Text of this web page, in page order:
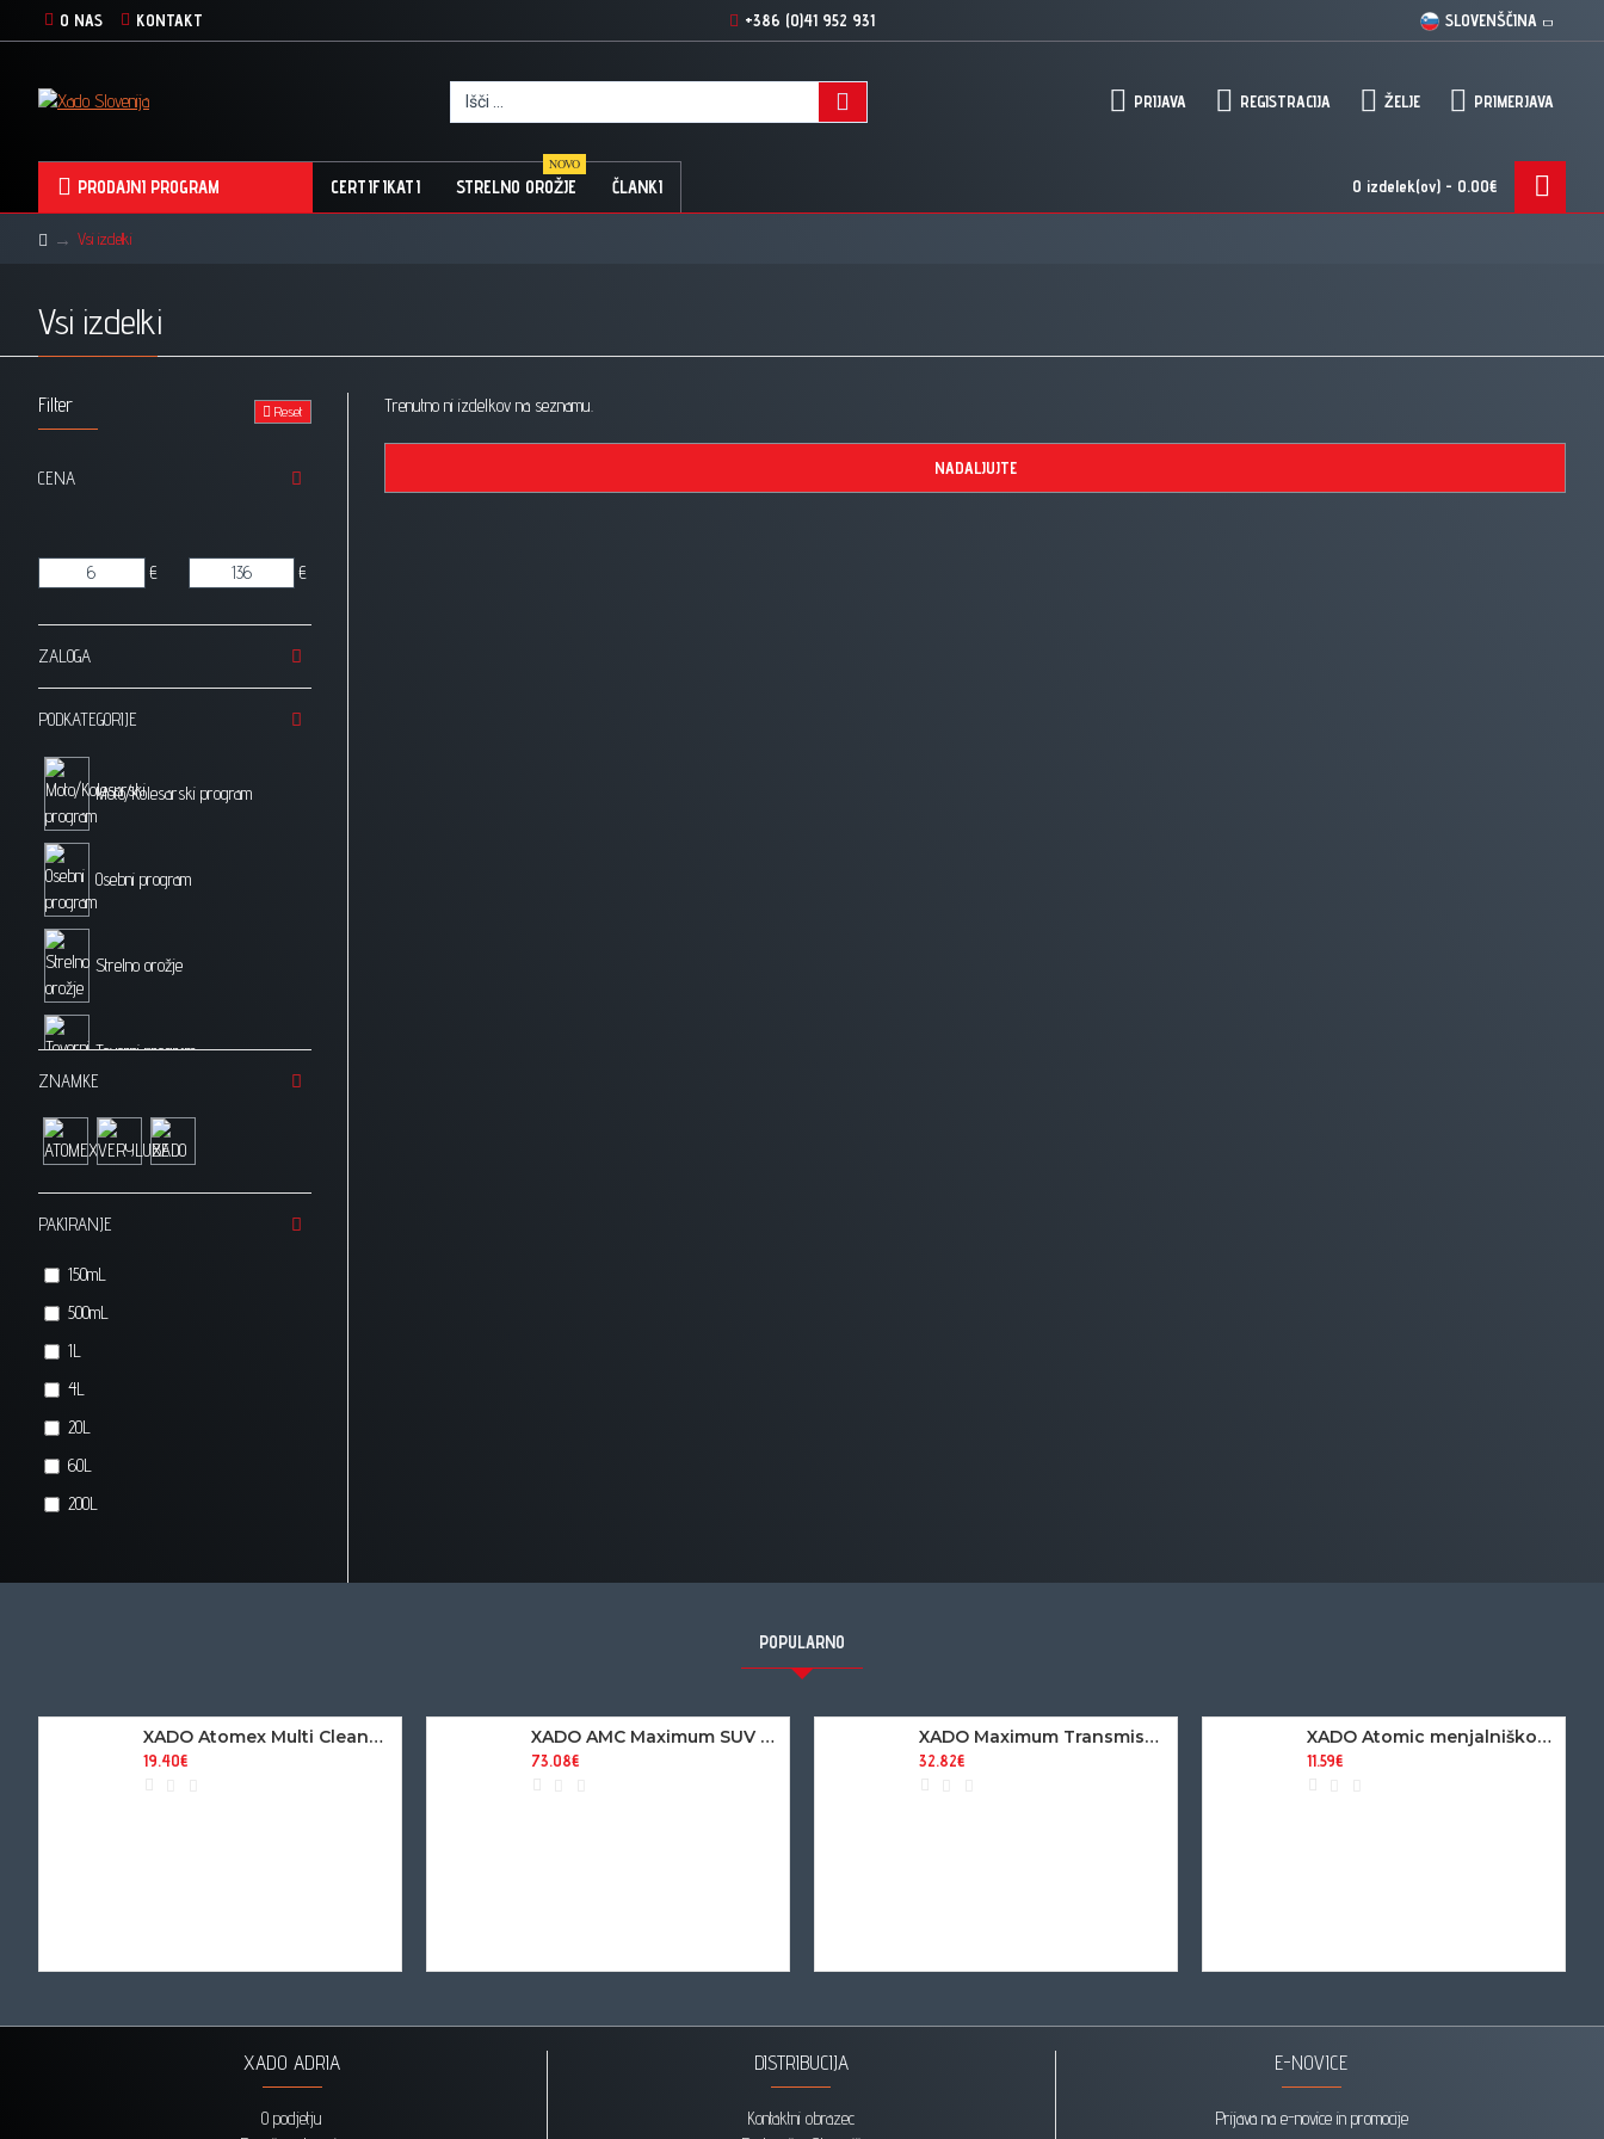
O NAS KONTAKT +386 (0)41 952 931 SLOVENŠČINA
PRIJAVA REGISTRACIJA ŽELJE PRIMERJAVA
PRODAJNI PROGRAM CERTIFIKATI STRELNO OROŽJE
NOVO
ČLANKI 0 izdelek(ov) - 0.00€
Vsi izdelki
Vsi izdelki
Filter Reset
CENA
€ €
PODKATEGORIJE
Moto/Kolesarski program
Osebni program
Strelno orožje
Tovorni program
ZNAMKE
PAKIRANJE
150mL
500mL
1L
4L
20L
60L
200L
ZALOGA
Trenutno ni izdelkov na seznamu.
NADALJUJTE
POPULARNO
XADO Atomex Multi Cleaner - Čistilec bencinskega rezervoarja in injektorjev (250ml)
19.40€
XADO AMC Maximum SUV - Revitalizant za motor na bazi mikrokeramike
73.08€
XADO Maximum Transmission - Revitalizant za ročni menjalnik (30ml)
32.82€
XADO Atomic menjalniško olje ATF III
11.59€
XADO ADRIA
O podjetju
DISTRIBUCIJA
Kontaktni obrazec
E-NOVICE
Prijava na e-novice in promocije